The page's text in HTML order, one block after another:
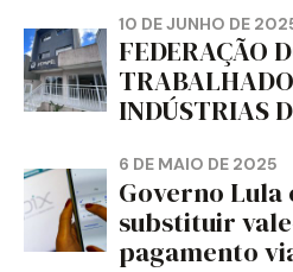
MUNDO, DIZ
10 DE JUNHO DE
FEDERAÇÃO
INDÚSTRIAS
CORTIÇA E
PAPEL DO
PARANÁ –
6 DE MAIO DE 2025
Governo Lula
substituir
pagamento